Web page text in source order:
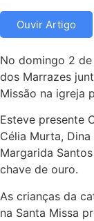
Ouvir Artigo
No domingo 2
dos Marrazes
Missão na igreja
Esteve presente
Célia Murta,
Margarida
chave de ouro.
As crianças da
na Santa Missa